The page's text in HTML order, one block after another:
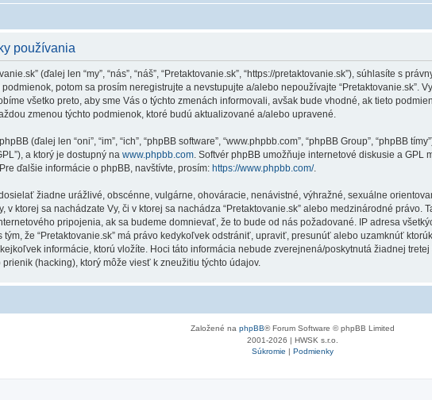
používania
(ďalej len “my”, “nás”, “náš”, “Pretaktovanie.sk”, “https://pretaktovanie.sk”), súhlasíte s
potom sa prosím neregistrujte a nevstupujte a/alebo nepoužívajte “Pretaktovanie.sk”.
všetko preto, aby sme Vás o týchto zmenách informovali, avšak bude vhodné, ak tieto
zmenou týchto podmienok, ktoré budú aktualizované a/alebo upravené.
(ďalej len “oni”, “im”, “ich”, “phpBB software”, “www.phpbb.com”, “phpBB Group”, “phpBB
a ktorý je dostupný na www.phpbb.com. Softvér phpBB umožňuje internetové diskusie a GPL
ďalšie informácie o phpBB, navštívte, prosím: https://www.phpbb.com/.
žiadne urážlivé, obscénne, vulgárne, ohováracie, nenávistné, výhražné, sexuálne
v ktorej sa nachádzate Vy, či v ktorej sa nachádza “Pretaktovanie.sk” alebo medzinárodné právo.
pripojenia, ak sa budeme domnievať, že to bude od nás požadované. IP adresa
tým, že “Pretaktovanie.sk” má právo kedykoľvek odstrániť, upraviť, presunúť alebo uzamknúť
informácie, ktorú vložíte. Hoci táto informácia nebude zverejnená/poskytnutá žiadnej
(hacking), ktorý môže viesť k zneužitiu týchto údajov.
Založené na phpBB® Forum Software © phpBB Limited
2001-2026 | HWSK s.r.o.
Súkromie | Podmienky